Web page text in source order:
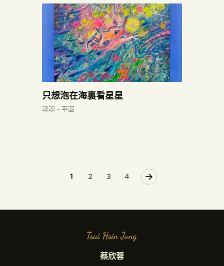
只想泡在海裏看星星
魂魂 - 平面
1 2 3 4
蔡欣蓉